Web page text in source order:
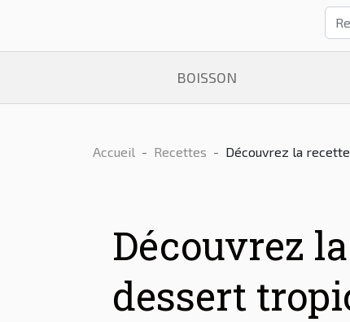
BOISSON
Accueil Recettes Découvrez la
Découvrez
dessert